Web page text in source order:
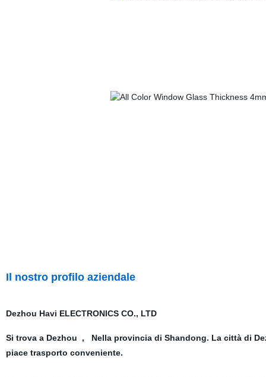
Il nostro profilo aziendale
Dezhou Havi ELECTRONICS CO., LTD
Si trova a Dezhou , Nella provincia di Shandong. La città di
piace trasporto conveniente.